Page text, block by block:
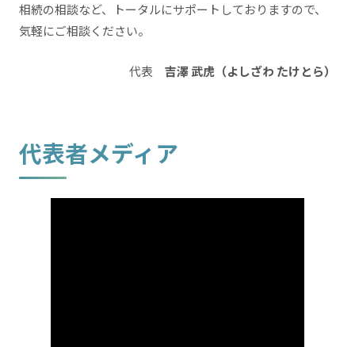
相続の相談など、トータルにサポートしておりますので、
気軽にご相談ください。
代表 吉澤 武虎（よしざわ たけとら）
代表者メディア